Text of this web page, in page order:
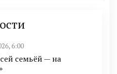
6:00
семьёй — на